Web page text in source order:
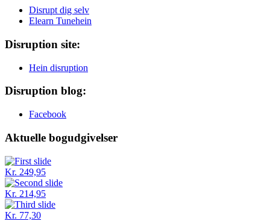
Disrupt dig selv
Elearn Tunehein
Disruption site:
Hein disruption
Disruption blog:
Facebook
Aktuelle bogudgivelser
Kr. 249,95
Kr. 214,95
Kr. 77,30